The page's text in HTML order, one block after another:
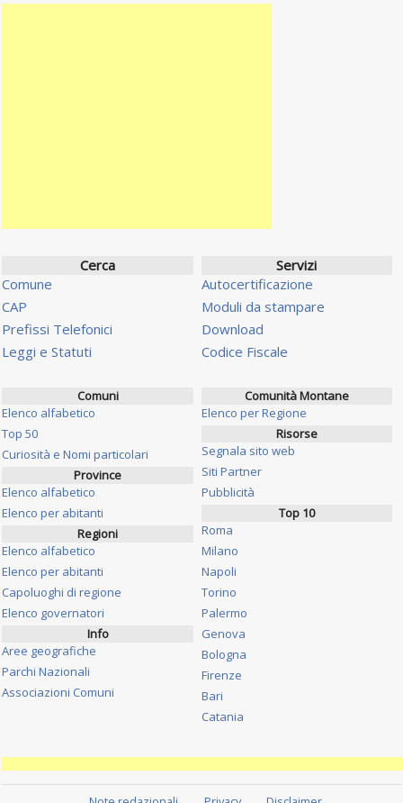
Cerca
Comune
CAP
Prefissi Telefonici
Leggi e Statuti
Servizi
Autocertificazione
Moduli da stampare
Download
Codice Fiscale
Comuni
Elenco alfabetico
Top 50
Curiosità e Nomi particolari
Province
Elenco alfabetico
Elenco per abitanti
Regioni
Elenco alfabetico
Elenco per abitanti
Capoluoghi di regione
Elenco governatori
Info
Aree geografiche
Parchi Nazionali
Associazioni Comuni
Comunità Montane
Elenco per Regione
Risorse
Segnala sito web
Siti Partner
Pubblicità
Top 10
Roma
Milano
Napoli
Torino
Palermo
Genova
Bologna
Firenze
Bari
Catania